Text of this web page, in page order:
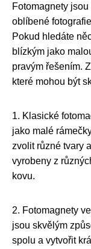
Fotomagnety
oblíbené
Pokud hledáte
blízkým jako
pravým řešením.
které mohou být
1. Klasické
jako malé
zvolit různé tvary
vyrobeny z
kovu.
2. Fotomagnety
jsou skvělým
spolu a vytvořit